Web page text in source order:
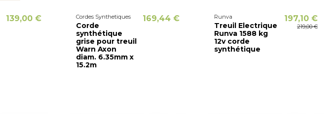
139,00 € Cordes Synthetiques
Corde
synthétique
grise pour treuil
Warn Axon
diam. 6.35mm x
15.2m
169,44 € Runva
Treuil Electrique
Runva 1588 kg
12v corde
synthétique
197,10 €
219,00 €